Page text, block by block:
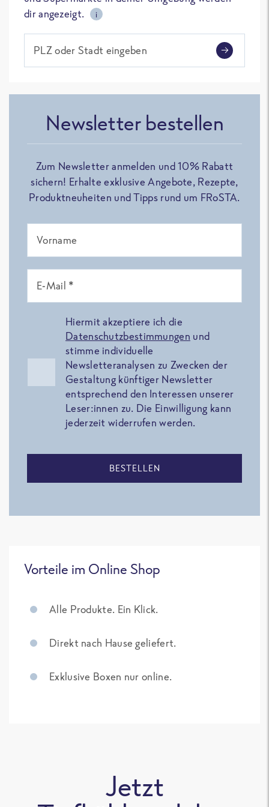
dir angezeigt.
i
PLZ oder Stadt eingeben
Newsletter bestellen
Zum Newsletter anmelden und 10% Rabatt
sichern! Erhalte exklusive Angebote, Rezepte,
Produktneuheiten und Tipps rund um FRoSTA.
Vorname
E-Mail *
Hiermit akzeptiere ich die
Datenschutzbestimmungen und
stimme individuelle
Newsletteranalysen zu Zwecken der
Gestaltung künftiger Newsletter
entsprechend den Interessen unserer
Leser:innen zu. Die Einwilligung kann
jederzeit widerrufen werden.
BESTELLEN
Vorteile im Online Shop
Alle Produkte. Ein Klick.
Direkt nach Hause geliefert.
Exklusive Boxen nur online.
Jetzt